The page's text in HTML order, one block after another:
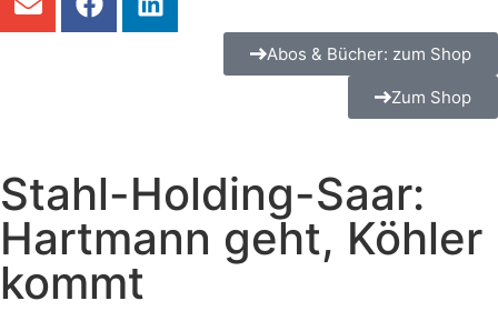
Abos & Bücher: zum Shop
Zum Shop
Stahl-Holding-Saar:
Hartmann geht, Köhler
kommt